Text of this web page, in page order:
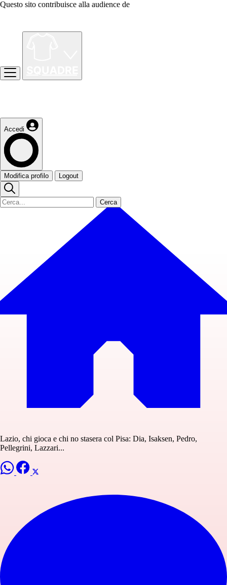
Questo sito contribuisce alla audience de
Accedi
Modifica profilo Logout
Cerca
Lazio, chi gioca e chi no stasera col Pisa: Dia, Isaksen, Pedro,
Pellegrini, Lazzari...